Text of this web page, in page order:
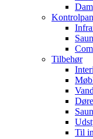
Tilbehør
Døre
Til